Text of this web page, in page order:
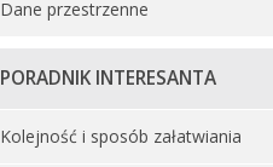
Dane przestrzenne
PORADNIK INTERESANTA
Kolejność i sposób załatwiania